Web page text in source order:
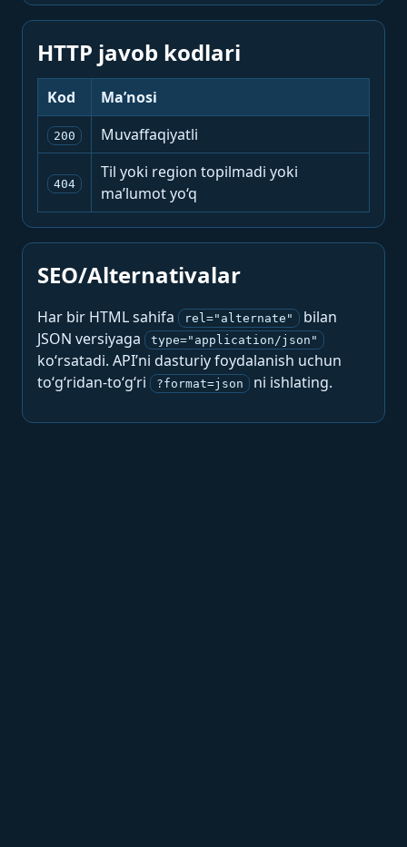
HTTP javob kodlari
Kod Ma’nosi
200 Muvaffaqiyatli
404
Til yoki region topilmadi yoki
ma’lumot yo‘q
SEO/Alternativalar
Har bir HTML sahifa rel="alternate"
bilan
JSON versiyaga
type="application/json"
ko‘rsatadi. API’ni dasturiy foydalanish uchun
to‘g‘ridan-to‘g‘ri
?format=json ni ishlating.